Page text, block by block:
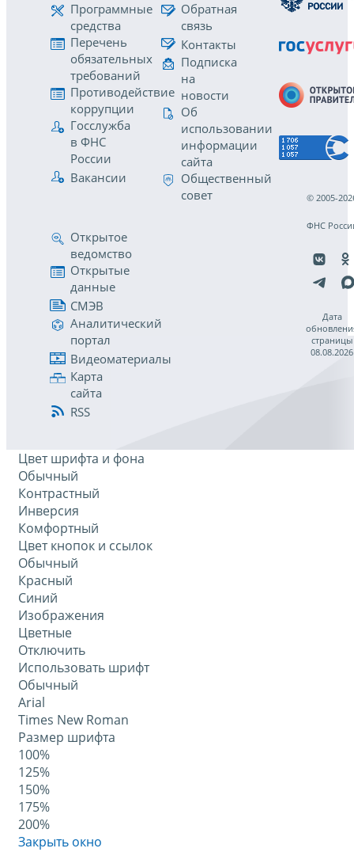
Программные
средства
Перечень
обязательных
требований
Противодействие
коррупции
Госслужба
в ФНС
России
Вакансии
Обратная
связь
Контакты
Подписка
на
новости
Об
использовании
информации
сайта
Общественный
совет
Открытое
ведомство
Открытые
данные
СМЭВ
Аналитический
портал
Видеоматериалы
Карта
сайта
RSS
© 2005-
ФНС
Дата
страницы
08.08.2026
Цвет шрифта и фона
Обычный
Контрастный
Инверсия
Комфортный
Цвет кнопок и ссылок
Обычный
Красный
Синий
Изображения
Цветные
Отключить
Использовать шрифт
Обычный
Arial
Times New Roman
Размер шрифта
100%
125%
150%
175%
200%
Закрыть окно